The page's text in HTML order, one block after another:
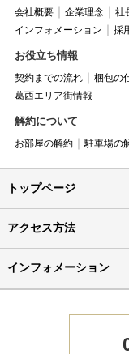
会社概要 企業理念 社
インフォメーション
採
お役立ち情報
契約までの流れ 梱包の
葛西エリア街情報
解約について
お部屋の解約 駐車場の
トップページ
アクセス方法
インフォメーション